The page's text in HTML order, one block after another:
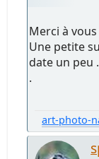
Merci à
Une petite
date un peu
.
art-photo-